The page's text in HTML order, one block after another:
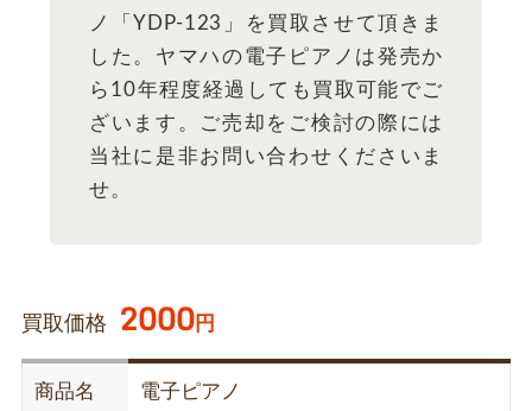
ノ「YDP-123」を買取させて頂きま
した。ヤマハの電子ピアノは発売か
ら10年程度経過しても買取可能でご
ざいます。ご売却をご検討の際には
当社に是非お問い合わせくださいま
せ。
買取価格 2000円
商品名 電子ピアノ